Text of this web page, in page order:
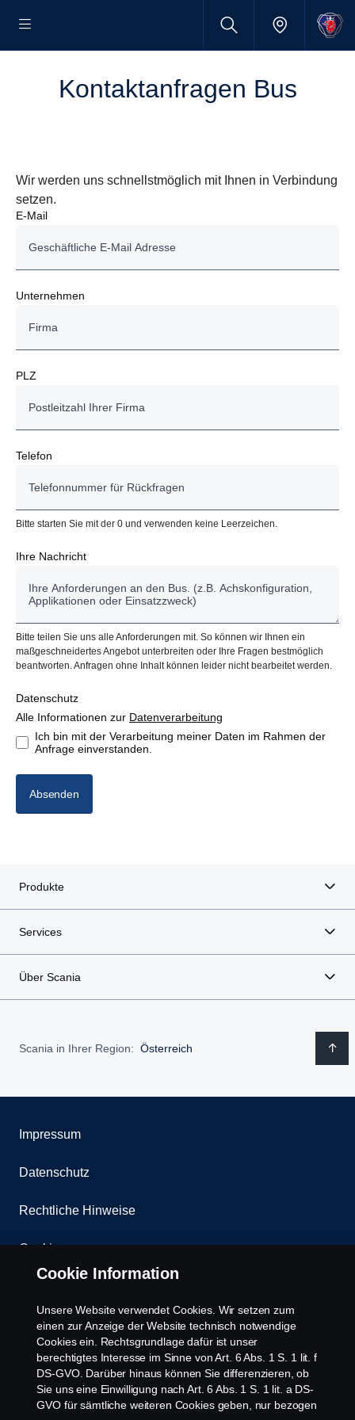
Kontaktanfragen Bus
Wir werden uns schnellstmöglich mit Ihnen in Verbindung
setzen.
E-Mail
Unternehmen
PLZ
Telefon
Bitte starten Sie mit der 0 und verwenden keine Leerzeichen.
Ihre Nachricht
Bitte teilen Sie uns alle Anforderungen mit. So können wir Ihnen ein
maßgeschneidertes Angebot unterbreiten oder Ihre Fragen bestmöglich
beantworten. Anfragen ohne Inhalt können leider nicht bearbeitet werden.
Datenschutz
Alle Informationen zur Datenverarbeitung
Ich bin mit der Verarbeitung meiner Daten im Rahmen der
Anfrage einverstanden.
Absenden
Produkte
Services
Über Scania
Scania in Ihrer Region: Österreich
Impressum
Datenschutz
Rechtliche Hinweise
Cookies
Whistleblowing
Scania Cookie Richtlinie
Cookie Information
Unsere Website verwendet Cookies. Wir setzen zum
einen zur Anzeige der Website technisch notwendige
Cookies ein. Rechtsgrundlage dafür ist unser
berechtigtes Interesse im Sinne von Art. 6 Abs. 1 S. 1 lit. f
DS-GVO. Darüber hinaus können Sie differenzieren, ob
Sie uns eine Einwilligung nach Art. 6 Abs. 1 S. 1 lit. a DS-
GVO für sämtliche weiteren Cookies geben, nur bezogen